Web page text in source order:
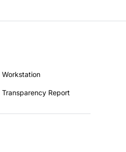
Workstation
Transparency Report